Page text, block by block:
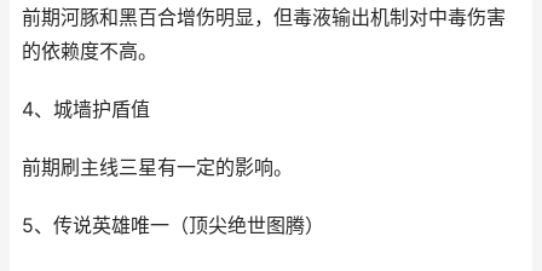
前期河豚和黑百合增伤明显，但毒液输出机制对中毒伤害
的依赖度不高。
4、城墙护盾值
前期刷主线三星有一定的影响。
5、传说英雄唯一（顶尖绝世图腾）